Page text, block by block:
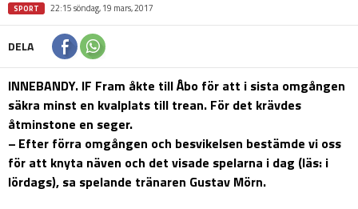
SPORT 22:15 söndag, 19 mars, 2017
DELA
INNEBANDY. IF Fram åkte till Åbo för att i sista omgången
säkra minst en kvalplats till trean. För det krävdes
åtminstone en seger.
– Efter förra omgången och besvikelsen bestämde vi oss
för att knyta näven och det visade spelarna i dag (läs: i
lördags), sa spelande tränaren Gustav Mörn.